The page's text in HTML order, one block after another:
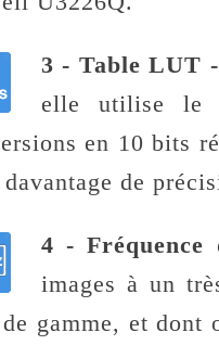
3 - Table LUT -
elle utilise le
en 10 bits
de
4 -
images à un
gamme, et